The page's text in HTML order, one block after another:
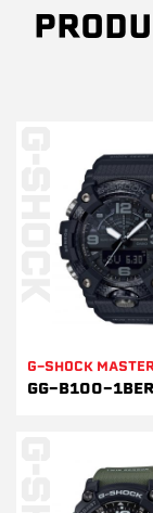
G-SHOCK
GG-B100-1BER